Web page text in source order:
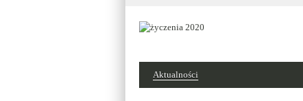
Aktualności